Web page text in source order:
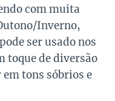
com muita
Inverno,
ser usado nos
toque de diversão
tons sóbrios e